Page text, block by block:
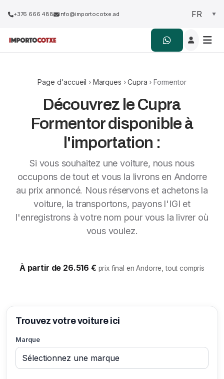
+376 666 488 info@importocotxe.ad
Page d'accueil › Marques ›Cupra › Formentor
Découvrez le Cupra
Formentor disponible à
l'importation :
Si vous souhaitez une voiture, nous nous
occupons de tout et vous la livrons en Andorre
au prix annoncé. Nous réservons et achetons la
voiture, la transportons, payons l'IGI et
l'enregistrons à votre nom pour vous la livrer où
vous voulez.
À partir de 26.516 € prix final en Andorre, tout compris
Trouvez votre voiture ici
Marque